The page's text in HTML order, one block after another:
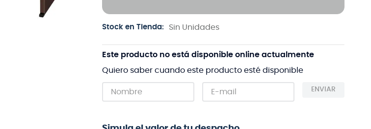
Stock en Tienda: Sin Unidades
Este producto no está disponible online actualmente
Quiero saber cuando este producto esté disponible
ENVIAR